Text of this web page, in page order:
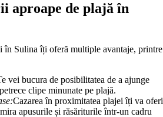
aproape de plajă în
în Sulina îți oferă multiple avantaje, printre
vei bucura de posibilitatea de a ajunge
clipe minunate pe plajă.
Cazarea în proximitatea plajei îți va oferi
apusurile și răsăriturile într-un cadru